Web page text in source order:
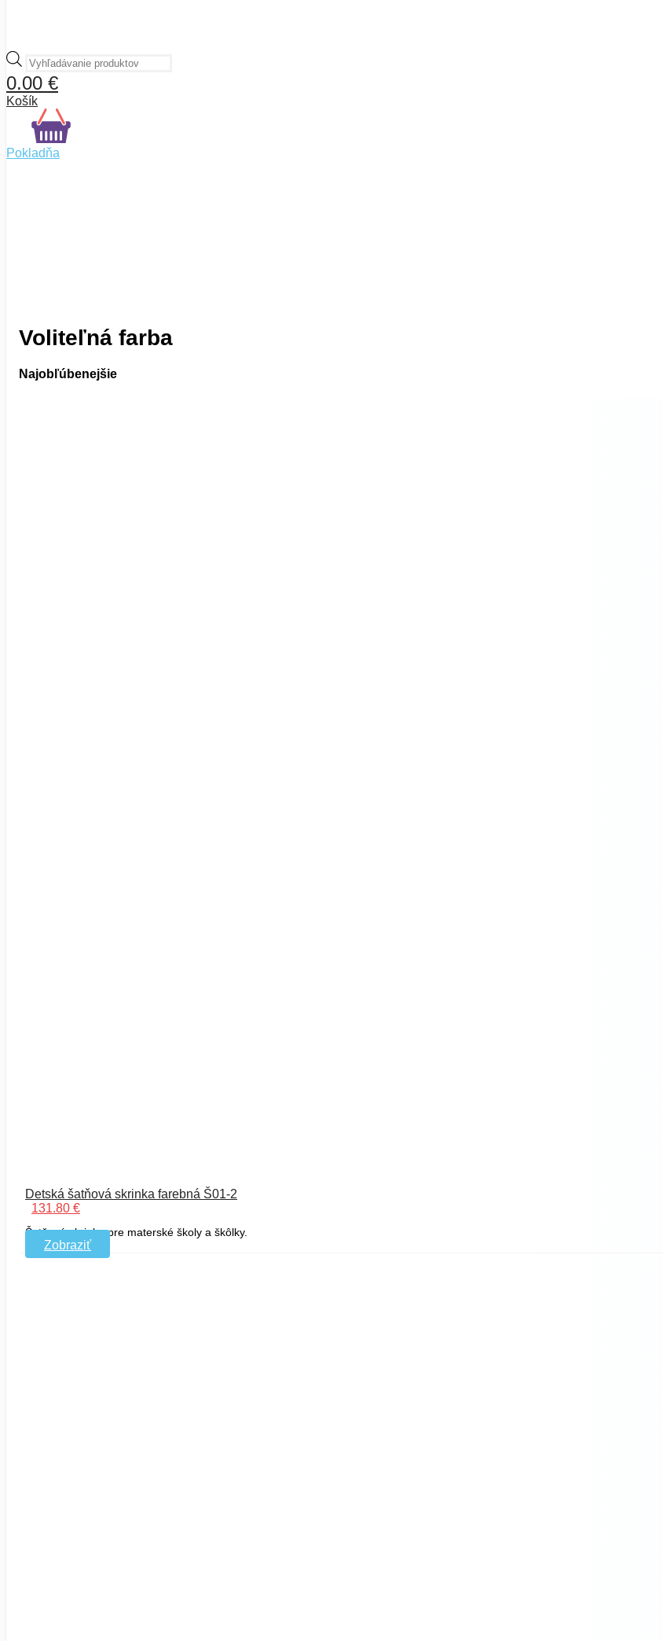
Products
search
0.00 €
Košík
Pokladňa
Voliteľná farba
Najobľúbenejšie
Detská šatňová skrinka farebná Š01-2
131.80 €
Šatňová skrinka pre materské školy a škôlky.
Zobraziť